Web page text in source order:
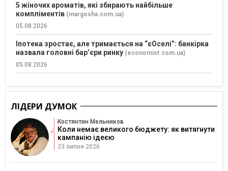
5 жіночих ароматів, які збирають найбільше
компліментів (margosha.com.ua)
05.08.2026
Іпотека зростає, але тримається на “єОселі”: банкірка
назвала головні бар’єри ринку (economist.com.ua)
05.08.2026
ЛІДЕРИ ДУМОК
Костянтин Мельников
Коли немає великого бюджету: як витягнути
кампанію ідеєю
23 липня 2026